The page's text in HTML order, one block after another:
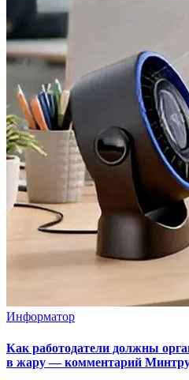
Информатор
Как работодатели должны
в жару — комментарий